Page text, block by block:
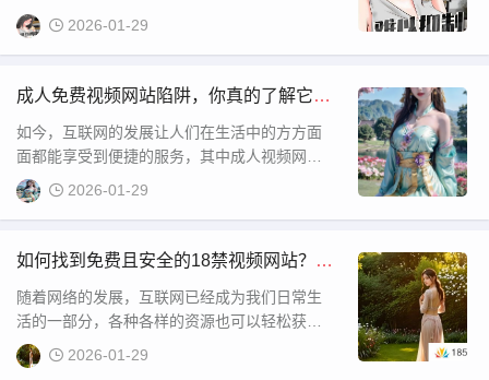
大家带来51 漫画在线登录页面免费漫画网页，
感兴趣的网友一起来看看吧！51漫画免费在线
2026-01-29
成人免费视频网站陷阱，你真的了解它们
背后的风险吗？
如今，互联网的发展让人们在生活中的方方面
面都能享受到便捷的服务，其中成人视频网站
也成为了很多成年人上网的一部分。这些网站
提供了丰富的内容和隐私保护，看似无害，实
2026-01-29
如何找到免费且安全的18禁视频网站？有
哪些平台值得信赖？
随着网络的发展，互联网已经成为我们日常生
活的一部分，各种各样的资源也可以轻松获
取。但与此同时，网络上的不良信息也层出不
穷，尤其是一些成人网站，存在着很多不安全
2026-01-29